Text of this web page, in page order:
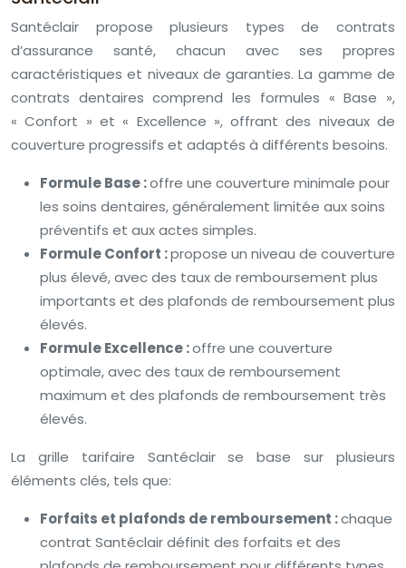
Santéclair propose plusieurs types de contrats
d’assurance santé, chacun avec ses propres
caractéristiques et niveaux de garanties. La gamme de
contrats dentaires comprend les formules « Base »,
« Confort » et « Excellence », offrant des niveaux de
couverture progressifs et adaptés à différents besoins.
Formule Base :offre une couverture minimale pour
les soins dentaires, généralement limitée aux soins
préventifs et aux actes simples.
Formule Confort :propose un niveau de couverture
plus élevé, avec des taux de remboursement plus
importants et des plafonds de remboursement plus
élevés.
Formule Excellence :offre une couverture
optimale, avec des taux de remboursement
maximum et des plafonds de remboursement très
élevés.
La grille tarifaire Santéclair se base sur plusieurs
éléments clés, tels que:
Forfaits et plafonds de remboursement :chaque
contrat Santéclair définit des forfaits et des